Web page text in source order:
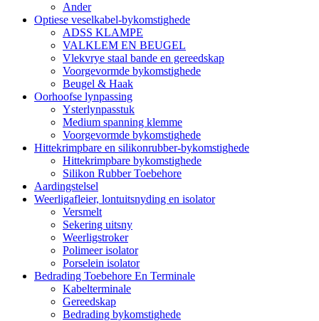
Ander
Optiese veselkabel-bykomstighede
ADSS KLAMPE
VALKLEM EN BEUGEL
Vlekvrye staal bande en gereedskap
Voorgevormde bykomstighede
Beugel & Haak
Oorhoofse lynpassing
Ysterlynpasstuk
Medium spanning klemme
Voorgevormde bykomstighede
Hittekrimpbare en silikonrubber-bykomstighede
Hittekrimpbare bykomstighede
Silikon Rubber Toebehore
Aardingstelsel
Weerligafleier, lontuitsnyding en isolator
Versmelt
Sekering uitsny
Weerligstroker
Polimeer isolator
Porselein isolator
Bedrading Toebehore En Terminale
Kabelterminale
Gereedskap
Bedrading bykomstighede